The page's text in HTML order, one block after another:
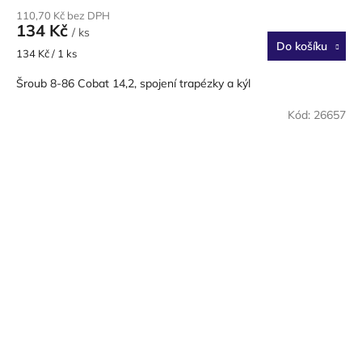
110,70 Kč bez DPH
134 Kč / ks
Měrná
134 Kč / 1 ks Do košíku
Šroub 8-86 Cobat 14,2, spojení trapézky a kýl
Kód: 26657